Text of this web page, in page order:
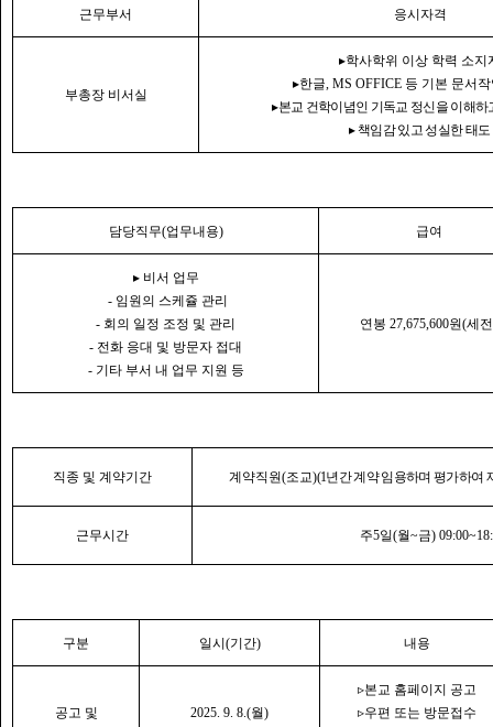
근무부서 응시자격
부총장 비서실
▸학사학위 이상 학력 소지
▸한글, MS OFFICE 등 기본 문서
▸본교 건학이념인 기독교 정신을 이해하
▸책임감 있고 성실한 태도
담당직무(업무내용) 급여
▸ 비서 업무
- 임원의 스케쥴 관리
- 회의 일정 조정 및 관리
- 전화 응대 및 방문자 접대
- 기타 부서 내 업무 지원 등
연봉 27,675,600원(세전
직종 및 계약기간 계약직원(조교)(1년간 계약 임용하며 평가하여
근무시간 주5일(월~금)
구분 일시 (기간) 내용
공고 및
2025. 9. 8.(월)
▹본교 홈페이지 공고
▹우편 또는 방문접수